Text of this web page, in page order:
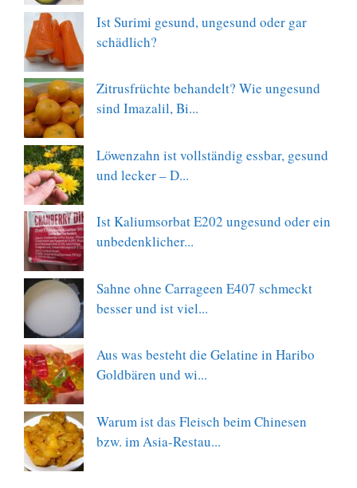
Ist Surimi gesund, ungesund oder gar
schädlich?
Zitrusfrüchte behandelt? Wie ungesund
sind Imazalil, Bi...
Löwenzahn ist vollständig essbar, gesund
und lecker – D...
Ist Kaliumsorbat E202 ungesund oder ein
unbedenklicher...
Sahne ohne Carrageen E407 schmeckt
besser und ist viel...
Aus was besteht die Gelatine in Haribo
Goldbären und wi...
Warum ist das Fleisch beim Chinesen
bzw. im Asia-Restau...